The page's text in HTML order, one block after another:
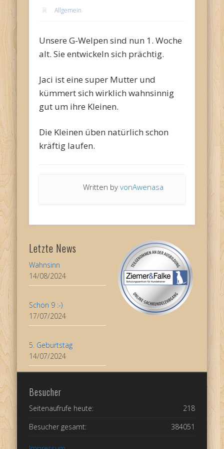
Allgemein
Unsere G-Welpen sind nun 1. Woche
alt. Sie entwickeln sich prächtig.
Jaci ist eine super Mutter und
kümmert sich wirklich wahnsinnig
gut um ihre Kleinen.
Die Kleinen üben natürlich schon
kräftig laufen.
Written byvonAwenasa
Letzte News
Wahnsinn
14/08/2024
Schon 9 :-)
17/07/2024
5. Geburtstag
14/07/2024
Besucher
218
Seitenaufrufe heute:
384051
Besucher gesamt: